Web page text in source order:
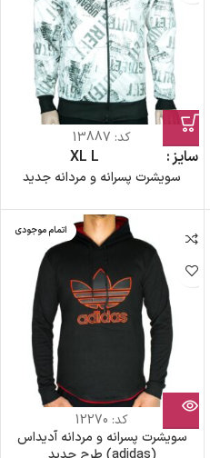
کد: 13887
سایز L
XL
سویشرت پسرانه و مردانه جدید
اتمام موجودی
کد: 12270
سویشرت پسرانه و مردانه آدیداس